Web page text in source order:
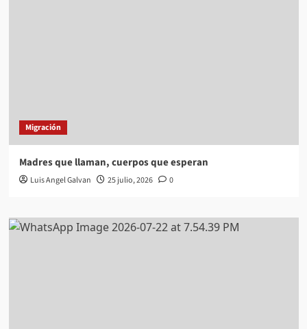
Migración
Madres que llaman, cuerpos que esperan
Luis Angel Galvan 25 julio, 2026 0